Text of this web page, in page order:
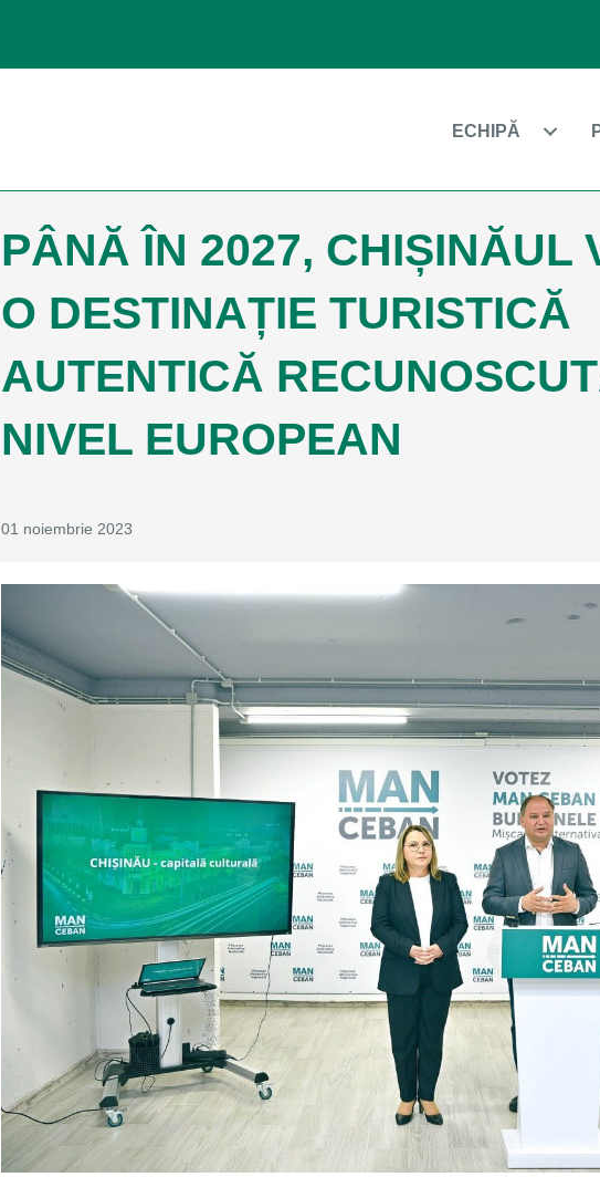
ECHIPĂ
PÂNĂ ÎN 2027, CHIȘINĂUL
O DESTINAȚIE TURISTICĂ
AUTENTICĂ
NIVEL EUROPEAN
01 noiembrie 2023